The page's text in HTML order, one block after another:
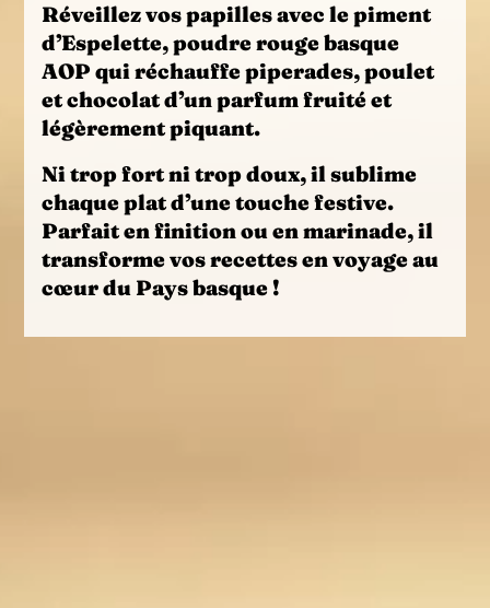
Réveillez vos papilles avec lepiment
d’Espelette, poudre rouge basque
AOP qui réchauffepiperades,poulet
etchocolatd’un parfum fruité et
légèrement piquant.
Ni trop fort ni trop doux, il sublime
chaque plat d’une touche festive.
Parfait en finition ou en marinade, il
transforme vos recettes en voyage au
cœur du Pays basque !